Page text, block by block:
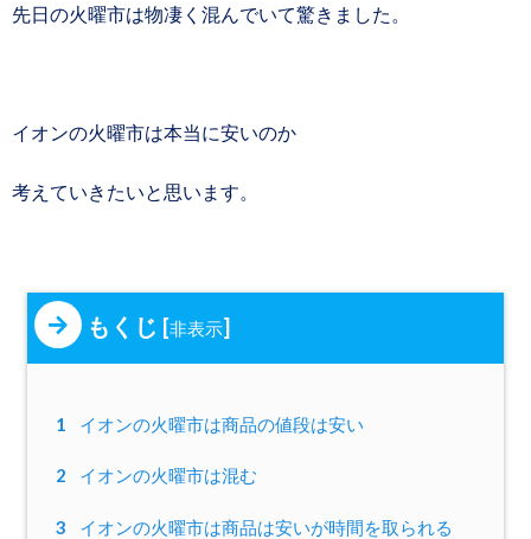
先日の火曜市は物凄く混んでいて驚きました。
イオンの火曜市は本当に安いのか
考えていきたいと思います。
もくじ [非表示]
1 イオンの火曜市は商品の値段は安い
2 イオンの火曜市は混む
3 イオンの火曜市は商品は安いが時間を取られる